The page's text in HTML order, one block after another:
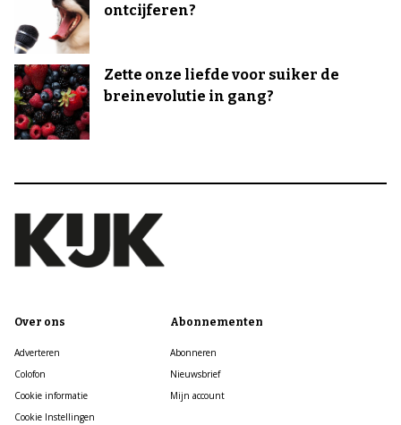
ontcijferen?
Zette onze liefde voor suiker de
breinevolutie in gang?
Over ons
Adverteren
Colofon
Cookie informatie
Cookie Instellingen
Abonnementen
Abonneren
Nieuwsbrief
Mijn account